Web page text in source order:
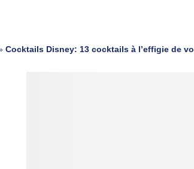
Cocktails Disney: 13 cocktails à l’effigie de